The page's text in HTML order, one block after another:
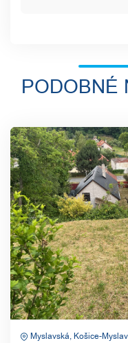
PODOBNÉ
Myslavská, Košice-